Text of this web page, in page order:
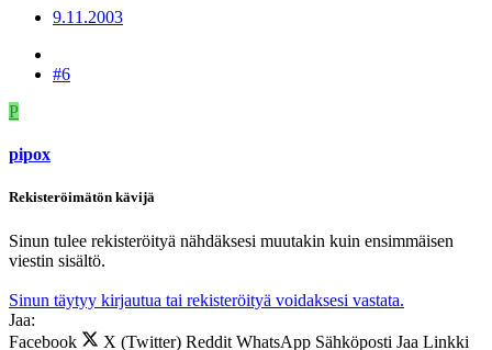
9.11.2003
#6
P
pipox
Rekisteröimätön kävijä
Sinun tulee rekisteröityä nähdäksesi muutakin kuin ensimmäisen
viestin sisältö.
Sinun täytyy kirjautua tai rekisteröityä voidaksesi vastata.
Jaa:
Facebook
X (Twitter) Reddit WhatsApp Sähköposti Jaa Linkki